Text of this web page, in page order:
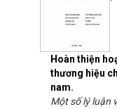
Hoàn thiện
thương hiệu
nam.
Một số lý luận